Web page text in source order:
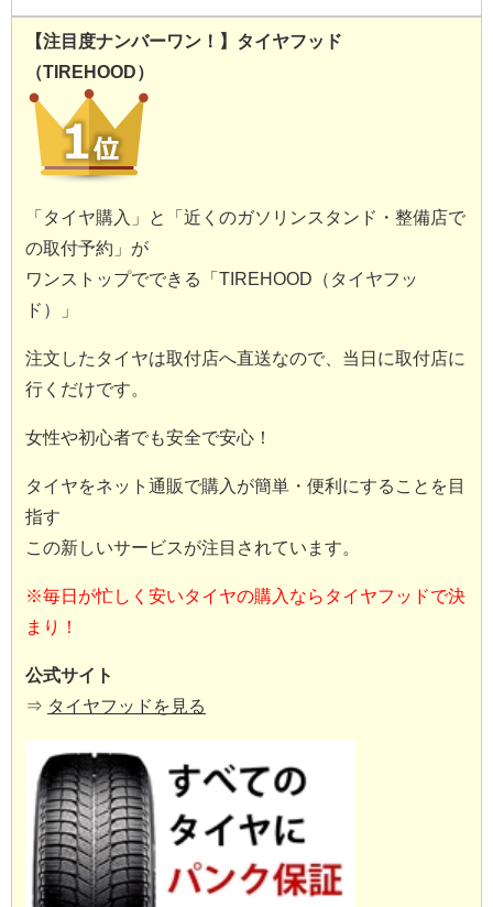
【注目度ナンバーワン！】タイヤフッド
（TIREHOOD）
「タイヤ購入」と「近くのガソリンスタンド・整備店で
の取付予約」が
ワンストップでできる「TIREHOOD（タイヤフッ
ド）」
注文したタイヤは取付店へ直送なので、当日に取付店に
行くだけです。
女性や初心者でも安全で安心！
タイヤをネット通販で購入が簡単・便利にすることを目
指す
この新しいサービスが注目されています。
※毎日が忙しく安いタイヤの購入ならタイヤフッドで決
まり！
公式サイト
⇒ タイヤフッドを見る